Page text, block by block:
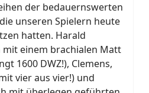
der bedauernswerten
unseren Spielern heute
hatten. Harald
mit einem brachialen Matt
1600 DWZ!), Clemens,
vier aus vier!) und